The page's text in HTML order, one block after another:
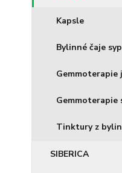
Kapsle
Bylinné čaje
Gemmoterapie
Gemmoterapie
Tinktury z bylin
SIBERICA